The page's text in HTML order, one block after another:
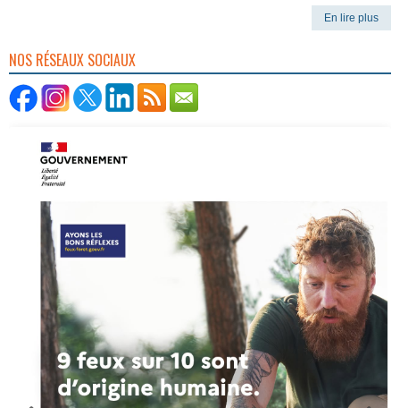
En lire plus
NOS RÉSEAUX SOCIAUX